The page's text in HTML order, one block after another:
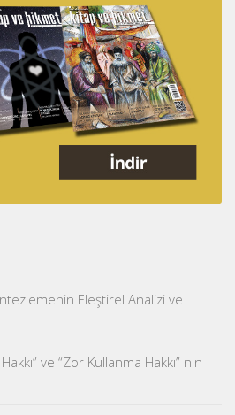
Eleştirel Analizi ve
ve “Zor Kullanma Hakkı” nın